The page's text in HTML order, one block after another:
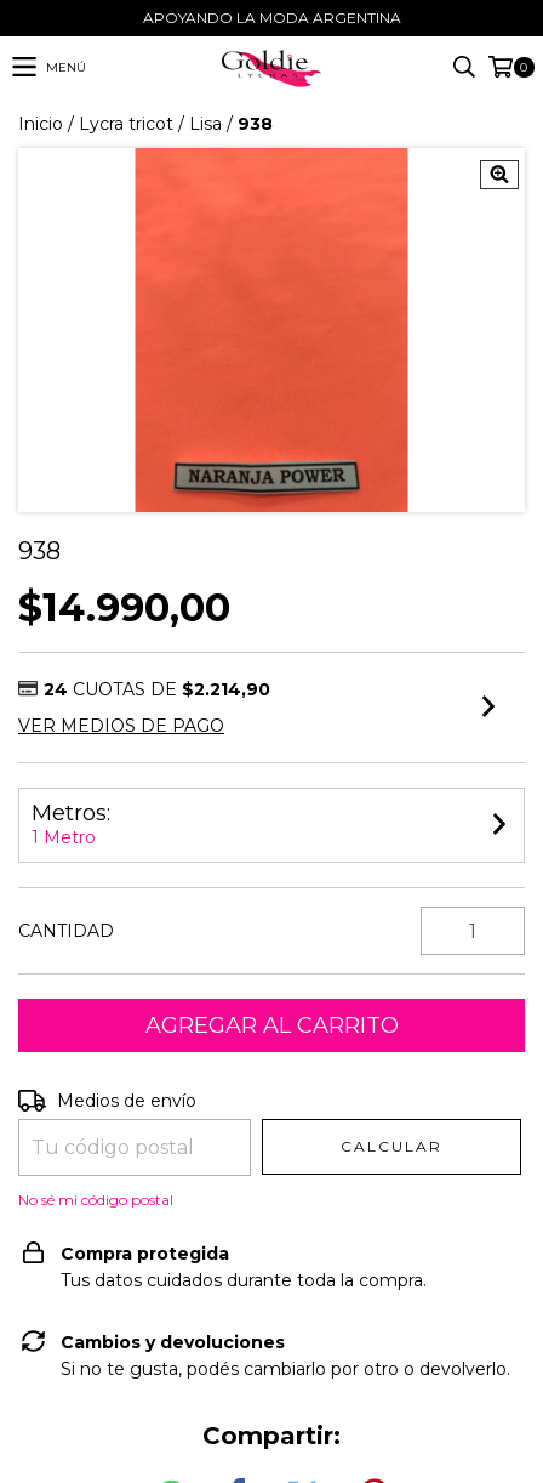
APOYANDO LA MODA ARGENTINA
MENÚ 0
Inicio / Lycra tricot / Lisa / 938
938
$14.990,00
24 CUOTAS DE $2.214,90
VER MEDIOS DE PAGO
Metros:
1 Metro
CANTIDAD
Entregas para el CP:
Medios de envío
CALCULAR
No sé mi código postal
Compra protegida
Tus datos cuidados durante toda la compra.
Cambios y devoluciones
Si no te gusta, podés cambiarlo por otro o devolverlo.
Compartir: